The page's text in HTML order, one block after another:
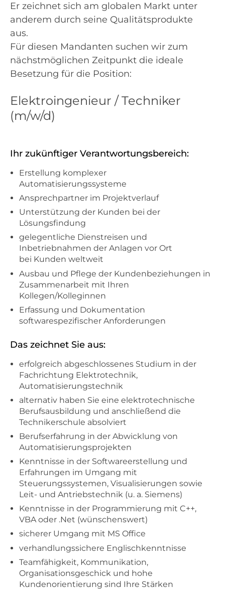
Er zeichnet sich am globalen Markt unter
anderem durch seine Qualitätsprodukte
aus.
Für diesen Mandanten suchen wir zum
nächstmöglichen Zeitpunkt die ideale
Besetzung für die Position:
Elektroingenieur / Techniker
(m/w/d)
Ihr zukünftiger Verantwortungsbereich:
Erstellung komplexer
Automatisierungssysteme
Ansprechpartner im Projektverlauf
Unterstützung der Kunden bei der
Lösungsfindung
gelegentliche Dienstreisen und
Inbetriebnahmen der Anlagen vor Ort
bei Kunden weltweit
Ausbau und Pflege der Kundenbeziehungen in
Zusammenarbeit mit Ihren
Kollegen/Kolleginnen
Erfassung und Dokumentation
softwarespezifischer Anforderungen
Das zeichnet Sie aus:
erfolgreich abgeschlossenes Studium in der
Fachrichtung Elektrotechnik,
Automatisierungstechnik
alternativ haben Sie eine elektrotechnische
Berufsausbildung und anschließend die
Technikerschule absolviert
Berufserfahrung in der Abwicklung von
Automatisierungsprojekten
Kenntnisse in der Softwareerstellung und
Erfahrungen im Umgang mit
Steuerungssystemen, Visualisierungen sowie
Leit- und Antriebstechnik (u. a. Siemens)
Kenntnisse in der Programmierung mit C++,
VBA oder .Net (wünschenswert)
sicherer Umgang mit MS Office
verhandlungssichere Englischkenntnisse
Teamfähigkeit, Kommunikation,
Organisationsgeschick und hohe
Kundenorientierung sind Ihre Stärken